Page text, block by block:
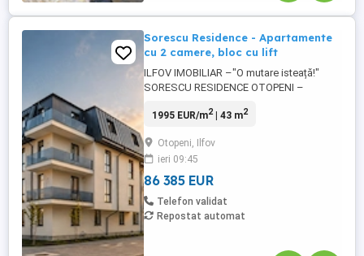
Sorescu Residence - Apartamente
cu 2 camere, bloc cu lift
ILFOV IMOBILIAR –"O mutare isteață!"
SORESCU RESIDENCE OTOPENI –
: 86.385 EURO + 21% TVA - COMISON 0 Te
în Otopeni, un bloc modern, unde fiecare
detaliu este gândit pentru a-ți oferi un trai
confortabil și plăcut. Alege ...
1995 EUR/m2| 43 m2
Otopeni, Ilfov
ieri 09:45
86 385 EUR
Telefon validat
Repostat automat